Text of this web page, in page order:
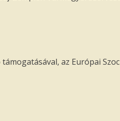
az Európai